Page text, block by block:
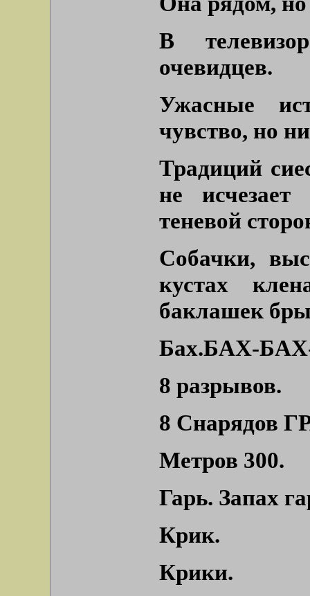
В
очевидцев.
Ужасные
чувство, но
Традиций
не
теневой
Собачки,
кустах
баклашек
Бах.БАХ-
8 разрывов.
8 Снарядов
Метров 300.
Гарь. Запах
Крик.
Крики.